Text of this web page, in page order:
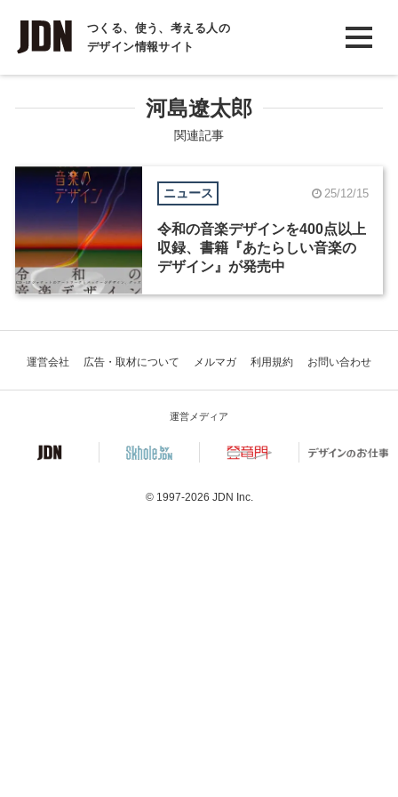
つくる、使う、考える人の
デザイン情報サイト
INTERVIEW
インタビュー
COLUMN
コラム
河島遼太郎
関連記事
ニュース 25/12/15
令和の音楽デザインを400点以上
収録、書籍『あたらしい音楽の
デザイン』が発売中
運営会社 広告・取材について メルマガ 利用規約 お問い合わせ
運営メディア
© 1997-2026 JDN Inc.